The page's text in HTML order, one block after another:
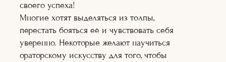
Сценарное дело
Видеоблогер
Журналистика
Подробнее
Подробне
е
своего успеха!
Многие хотят выделяться из толпы,
перестать бояться её и чувствовать себя
уверенно. Некоторые желают научиться
ораторскому искусству для того, чтобы